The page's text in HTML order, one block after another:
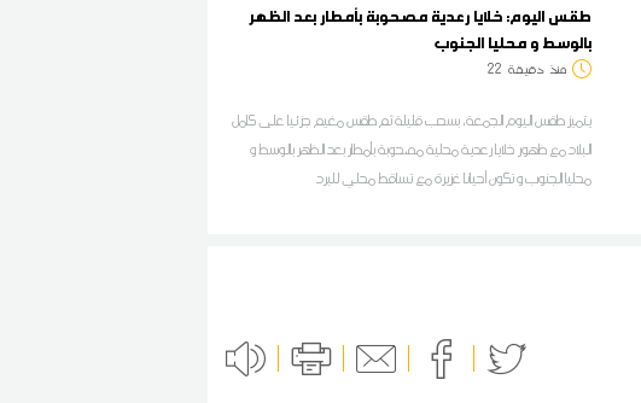
طقس اليوم: خلايا رعدية مصحوبة بأمطار بعد الظهر
بالوسط و محليا الجنوب
منذ دقيقة 22
يتميز طقس اليوم الجمعة، بسحب قليلة ثم طقس مغيم جزئيا على كامل
البلاد مع ظهور خلايا رعدية محلية مصحوبة بأمطار بعد الظهر بالوسط و
محليا الجنوب و تكون أحيانا غزيرة مع تساقط محلي للبرد